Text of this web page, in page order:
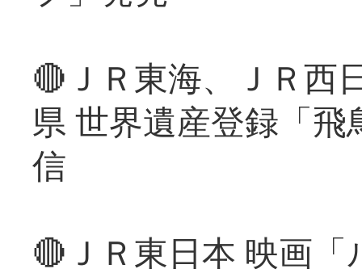
🔴ＪＲ東海、ＪＲ西
県 世界遺産登録「
信
🔴ＪＲ東日本 映画